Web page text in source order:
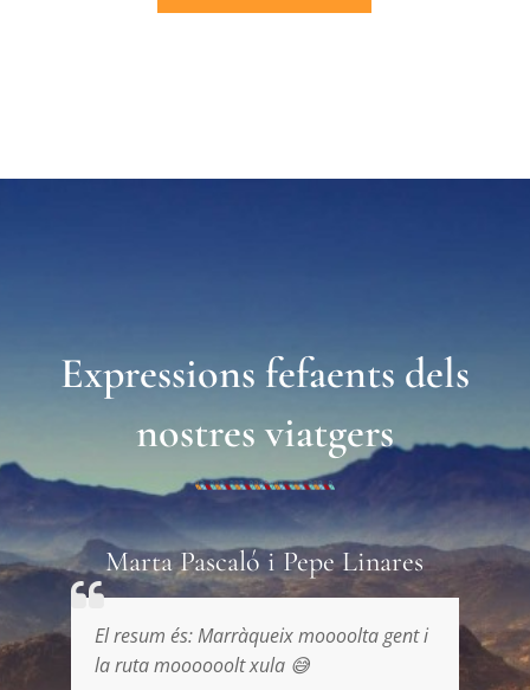
Expressions fefaents dels
nostres viatgers
Marta Pascaló i Pepe Linares
El resum és: Marràqueix moooolta gent i
la ruta moooooolt xula 😅